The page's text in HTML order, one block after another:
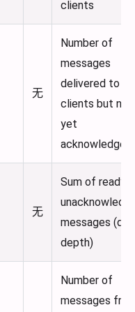
clients
无
Number of
messages
delivered to
clients but not
yet
acknowledged
无
Sum of ready
messages
depth)
Number of
messages